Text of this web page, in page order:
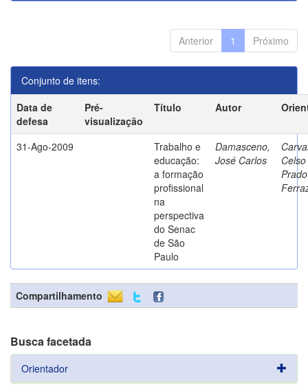
Anterior 1 Próximo
Conjunto de itens:
Data de
defesa
Pré-
visualização
Título Autor
31-Ago-2009
Trabalho e
educação:
a formação
profissional
na
perspectiva
do Senac
de São
Paulo
Damasceno,
José Carlos
Prado
Compartilhamento
Busca facetada
Orientador